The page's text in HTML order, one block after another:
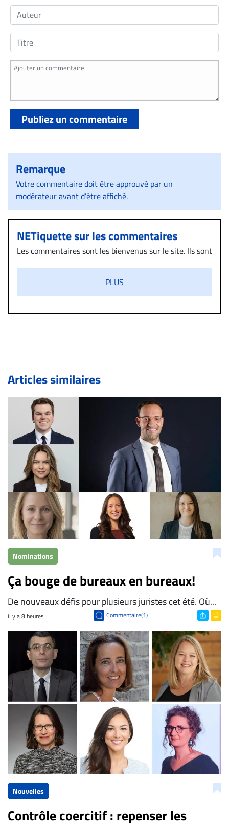
Publiez un commentaire
Remarque
Votre commentaire doit être approuvé par un
modérateur avant d’être affiché.
NETiquette sur les commentaires
Les commentaires sont les bienvenus sur le site. Ils sont
diffamatoire. Si malgré cette politique de modération,
un commentaire publié sur le site vous dérange, prenez
immédiatement contact par courriel (info@droit-
de validation, un droit de réponse.
Bien à vous,
La Rédaction de Droit-inc.com
PLUS
Articles similaires
Nominations
Ça bouge de bureaux en bureaux!
De nouveaux défis pour plusieurs juristes cet été. Où...
il y a 8 heures Commentaire(1)
Nouvelles
Contrôle coercitif : repenser les